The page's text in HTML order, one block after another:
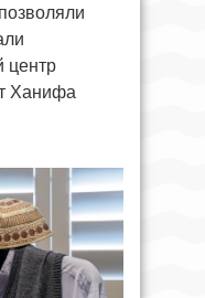
центр
Ханифа